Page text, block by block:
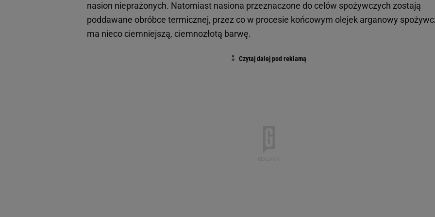
nasion nieprażonych. Natomiast nasiona przeznaczone do celów spożywczych zostają
poddawane obróbce termicznej, przez co w procesie końcowym olejek arganowy
ma nieco ciemniejszą, ciemnozłotą barwę.